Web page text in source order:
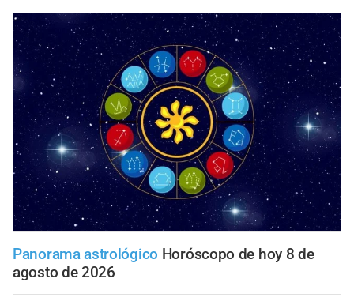
Panorama astrológico Horóscopo de hoy 8 de
agosto de 2026